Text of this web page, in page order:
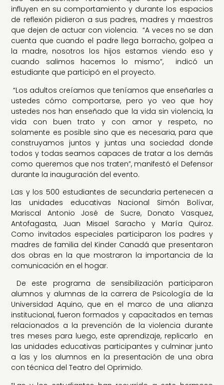
influyen en su comportamiento y durante los espacios
de reflexión pidieron a sus padres, madres y maestros
que dejen de actuar con violencia. “A veces no se dan
cuenta que cuando el padre llega borracho, golpea a
la madre, nosotros los hijos estamos viendo eso y
cuando salimos hacemos lo mismo”, indicó un
estudiante que participó en el proyecto.
“Los adultos creíamos que teníamos que enseñarles a
ustedes cómo comportarse, pero yo veo que hoy
ustedes nos han enseñado que la vida sin violencia, la
vida con buen trato y con amor y respeto, no
solamente es posible sino que es necesaria, para que
construyamos juntos y juntas una sociedad donde
todos y todas seamos capaces de tratar a los demás
como queremos que nos traten”, manifestó el Defensor
durante la inauguración del evento.
Las y los 500 estudiantes de secundaria pertenecen a
las unidades educativas Nacional Simón Bolívar,
Mariscal Antonio José de Sucre, Donato Vasquez,
Antofagasta, Juan Misael Saracho y María Quiroz.
Como invitados especiales participaron los padres y
madres de familia del Kinder Canadá que presentaron
dos obras en la que mostraron la importancia de la
comunicación en el hogar.
De este programa de sensibilización participaron
alumnos y alumnas de la carrera de Psicología de la
Universidad Aquino, que en el marco de una alianza
institucional, fueron formados y capacitados en temas
relacionados a la prevención de la violencia durante
tres meses para luego, este aprendizaje, replicarlo en
las unidades educativas participantes y culminar junto
a las y los alumnos en la presentación de una obra
con técnica del Teatro del Oprimido.